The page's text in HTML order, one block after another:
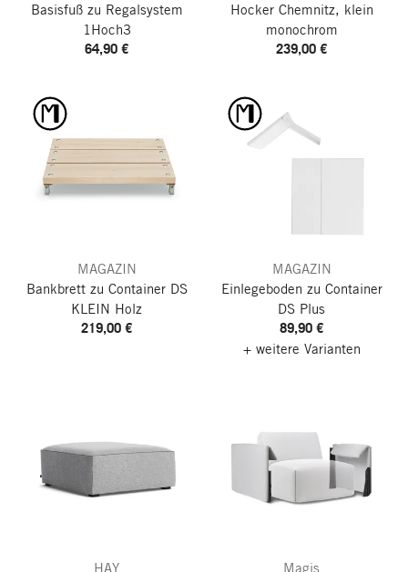
Basisfuß zu Regalsystem
1Hoch3
64,90 €
Hocker Chemnitz, klein
monochrom
239,00 €
MAGAZIN
Bankbrett zu Container DS
KLEIN Holz
219,00 €
MAGAZIN
Einlegeboden zu Container
DS Plus
89,90 €
+ weitere Varianten
HAY Magis